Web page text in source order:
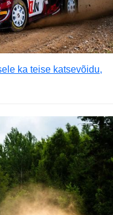
ka teise katsevõidu,